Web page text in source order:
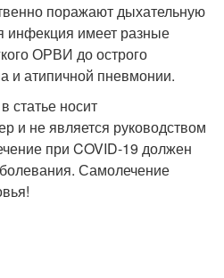
поражают дыхательную
инфекция имеет разные
ОРВИ до острого
и атипичной пневмонии.
статье носит
и не является руководством
при COVID-19 должен
Самолечение